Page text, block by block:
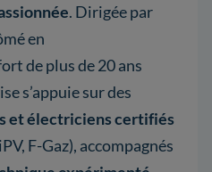
. Dirigée par
en
de plus de 20 ans
s’appuie sur des
et électriciens certifiés
F-Gaz), accompagnés